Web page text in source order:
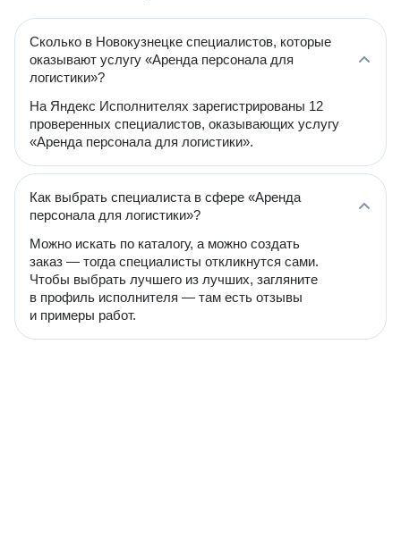
Сколько в Новокузнецке специалистов, которые
оказывают услугу «Аренда персонала для
логистики»?
На Яндекс Исполнителях зарегистрированы 12
проверенных специалистов, оказывающих услугу
«Аренда персонала для логистики».
Как выбрать специалиста в сфере «Аренда
персонала для логистики»?
Можно искать по каталогу, а можно создать
заказ — тогда специалисты откликнутся сами.
Чтобы выбрать лучшего из лучших, загляните
в профиль исполнителя — там есть отзывы
и примеры работ.